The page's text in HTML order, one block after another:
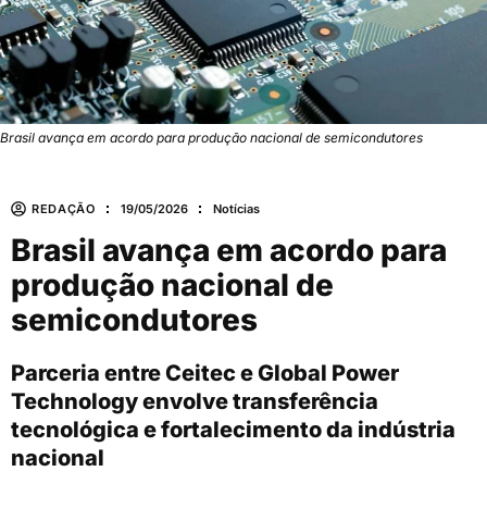
Brasil avança em acordo para produção nacional de semicondutores
REDAÇÃO 19/05/2026 Notícias
Brasil avança em acordo para
produção nacional de
semicondutores
Parceria entre Ceitec e Global Power
Technology envolve transferência
tecnológica e fortalecimento da indústria
nacional